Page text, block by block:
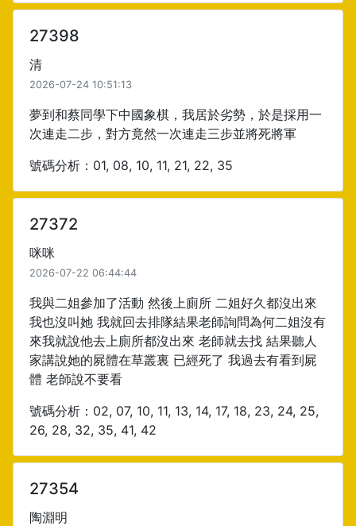
27398
清
2026-07-24 10:51:13
夢到和蔡同學下中國象棋，我居於劣勢，於是採用一
次連走二步，對方竟然一次連走三步並將死將軍
號碼分析：01, 08, 10, 11, 21, 22, 35
27372
咪咪
2026-07-22 06:44:44
我與二姐參加了活動 然後上廁所 二姐好久都沒出來
我也沒叫她 我就回去排隊結果老師詢問為何二姐沒有
來我就說他去上廁所都沒出來 老師就去找 結果聽人
家講說她的屍體在草叢裏 已經死了 我過去有看到屍
體 老師說不要看
號碼分析：02, 07, 10, 11, 13, 14, 17, 18, 23, 24, 25,
26, 28, 32, 35, 41, 42
27354
陶淵明